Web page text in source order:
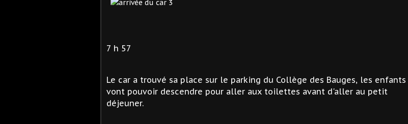
7 h 57
Le car a trouvé sa place sur le parking du Collège des Bauges, les enfants
vont pouvoir descendre pour aller aux toilettes avant d'aller au petit
déjeuner.